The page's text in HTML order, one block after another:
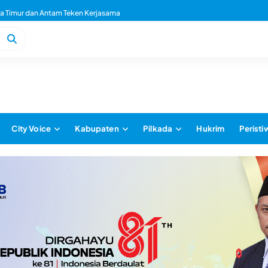
Timur dan Antam Teken Kerjasama
City Voice Kabupaten Pilkada Hukrim